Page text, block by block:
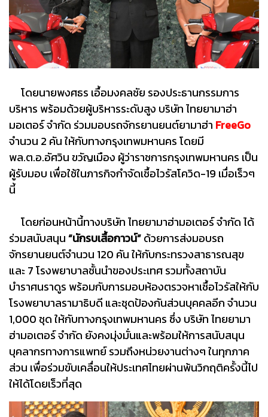
โดยนายพงศธร เอื้อมงคลชัย รองประธานกรรมการ
บริหาร พร้อมด้วยผู้บริหารระดับสูง บริษัท ไทยยามาฮ่า
มอเตอร์ จำกัด ร่วมมอบรถจักรยานยนต์ยามาฮ่า FreeGo
จำนวน 2 คัน ให้กับทางกรุงเทพมหานคร โดยมี
พล.ต.อ.อัศวิน ขวัญเมือง ผู้ว่าราชการกรุงเทพมหานคร เป็น
ผู้รับมอบ เพื่อใช้ในภารกิจกำจัดเชื้อไวรัสโควิด-19 เมื่อเร็วๆ
นี้
โดยก่อนหน้านี้ทางบริษัท ไทยยามาฮ่ามอเตอร์ จำกัด ได้
ร่วมสนับสนุน“นักรบเสื้อกาวน์”ด้วยการส่งมอบรถ
จักรยานยนต์จำนวน 120 คัน ให้กับกระทรวงสาธารณสุข
และ 7 โรงพยาบาลชั้นนำของประเทศ รวมทั้งสถาบัน
บำราศนราดูร พร้อมกับการมอบห้องตรวจหาเชื้อไวรัสให้กับ
โรงพยาบาลรามาธิบดี และชุดป้องกันส่วนบุคคลอีก จำนวน
1,000 ชุด ให้กับทางกรุงเทพมหานคร ซึ่ง บริษัท ไทยยามา
ฮ่ามอเตอร์ จำกัด ยังคงมุ่งมั่นและพร้อมให้การสนับสนุน
บุคลากรทางการแพทย์ รวมถึงหน่วยงานต่างๆ ในทุกภาค
ส่วน เพื่อร่วมขับเคลื่อนให้ประเทศไทยผ่านพ้นวิกฤติครั้งนี้ไป
ให้ได้โดยเร็วที่สุด